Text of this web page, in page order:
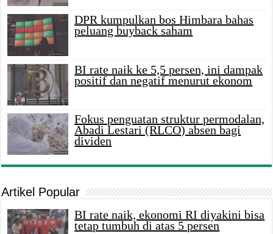
DPR kumpulkan bos Himbara bahas
peluang buyback saham
BI rate naik ke 5,5 persen, ini dampak
positif dan negatif menurut ekonom
Fokus penguatan struktur permodalan,
Abadi Lestari (RLCO) absen bagi
dividen
Artikel Popular
BI rate naik, ekonomi RI diyakini bisa
tetap tumbuh di atas 5 persen